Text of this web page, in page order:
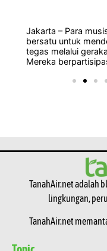
Jakarta – Para musisi
bersatu untuk
tegas melalui gerakan
Mereka berpartisipasi
TanahAir.net adalah
lingkungan,
TanahAir.net